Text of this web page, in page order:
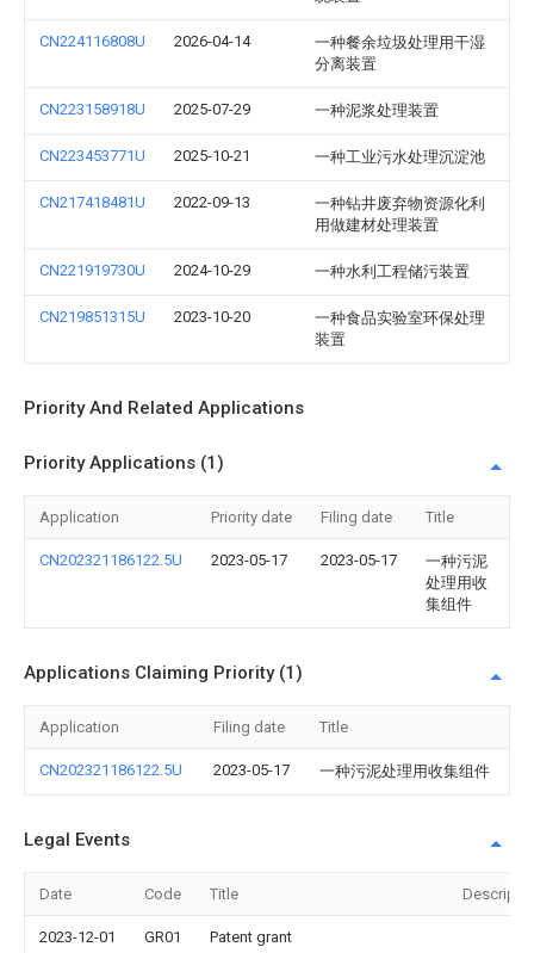
CN224116808U 2026-04-14
一种餐余垃圾处理用干湿
分离装置
CN223158918U 2025-07-29 一种泥浆处理装置
CN223453771U 2025-10-21 一种工业污水处理沉淀池
CN217418481U 2022-09-13
一种钻井废弃物资源化利
用做建材处理装置
CN221919730U 2024-10-29 一种水利工程储污装置
CN219851315U 2023-10-20
一种食品实验室环保处理
装置
Priority And Related Applications
Priority Applications (1)
Application Priority date Filing date Title
CN202321186122.5U 2023-05-17 2023-05-17
一种污泥
处理用收
集组件
Applications Claiming Priority (1)
Application Filing date Title
CN202321186122.5U 2023-05-17 一种污泥处理用收集组件
Legal Events
Date Code Title
2023-12-01 GR01 Patent grant